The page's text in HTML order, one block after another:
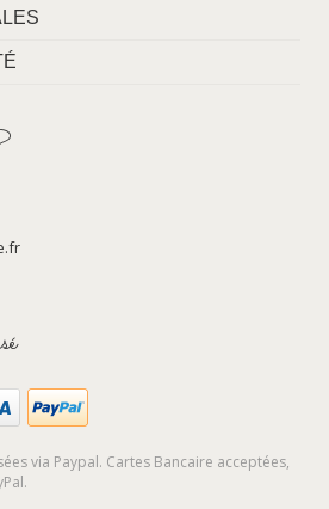
via Paypal. Cartes Bancaire acceptées,